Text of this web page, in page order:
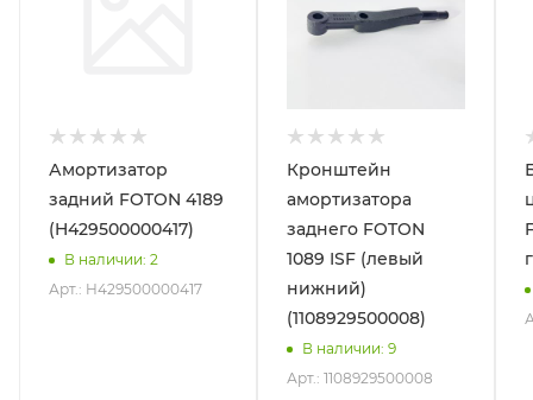
Амортизатор
задний FOTON 4189
(H429500000417)
В наличии: 2
Арт.: H429500000417
Кронштейн
амортизатора
заднего FOTON
1089 ISF (левый
нижний)
(1108929500008)
В наличии: 9
Арт.: 1108929500008